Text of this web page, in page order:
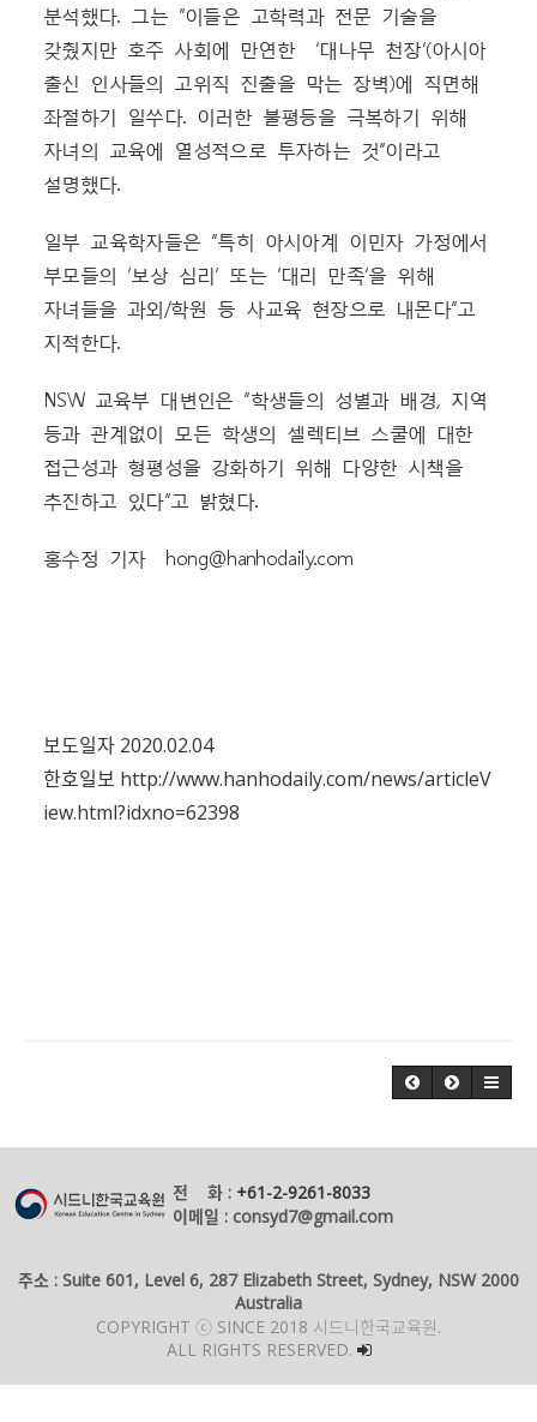
분석했다. 그는 “이들은 고학력과 전문 기술을
갖췄지만 호주 사회에 만연한 ‘대나무 천장’(아시아
출신 인사들의 고위직 진출을 막는 장벽)에 직면해
좌절하기 일쑤다. 이러한 불평등을 극복하기 위해
자녀의 교육에 열성적으로 투자하는 것”이라고
설명했다.
일부 교육학자들은 “특히 아시아계 이민자 가정에서
부모들의 ‘보상 심리’ 또는 ‘대리 만족’을 위해
자녀들을 과외/학원 등 사교육 현장으로 내몬다”고
지적한다.
NSW 교육부 대변인은 “학생들의 성별과 배경, 지역
등과 관계없이 모든 학생의 셀렉티브 스쿨에 대한
접근성과 형평성을 강화하기 위해 다양한 시책을
추진하고 있다”고 밝혔다.
홍수정 기자 hong@hanhodaily.com
보도일자 2020.02.04
한호일보 http://www.hanhodaily.com/news/articleV
iew.html?idxno=62398
전 화 : +61-2-9261-8033
이메일 : consyd7@gmail.com
주소 : Suite 601, Level 6, 287 Elizabeth Street, Sydney, NSW 2000
Australia
COPYRIGHT ⓒ SINCE 2018 시드니한국교육원.
ALL RIGHTS RESERVED.